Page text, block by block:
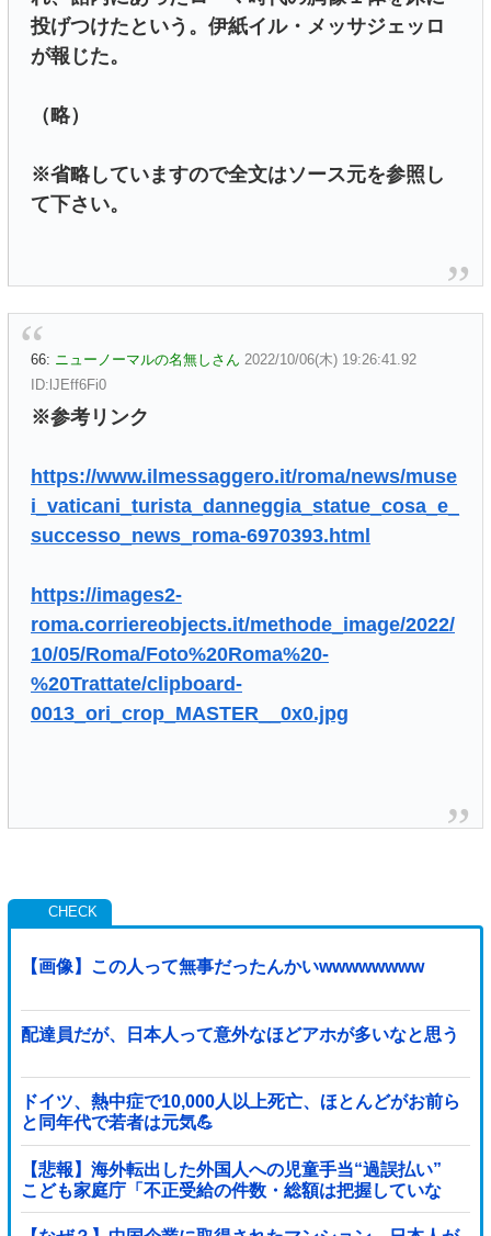
投げつけたという。伊紙イル・メッサジェッロ
が報じた。
（略）
※省略していますので全文はソース元を参照し
て下さい。
66: ニューノーマルの名無しさん 2022/10/06(木) 19:26:41.92
ID:lJEff6Fi0
※参考リンク
https://www.ilmessaggero.it/roma/news/muse
i_vaticani_turista_danneggia_statue_cosa_e_
successo_news_roma-6970393.html
https://images2-
roma.corriereobjects.it/methode_image/2022/
10/05/Roma/Foto%20Roma%20-
%20Trattate/clipboard-
0013_ori_crop_MASTER__0x0.jpg
【画像】この人って無事だったんかいwwwwwwww
配達員だが、日本人って意外なほどアホが多いなと思う
ドイツ、熱中症で10,000人以上死亡、ほとんどがお前ら
と同年代で若者は元気💪
【悲報】海外転出した外国人への児童手当“過誤払い”
こども家庭庁「不正受給の件数・総額は把握していな
い」